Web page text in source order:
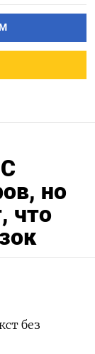
но
что
без